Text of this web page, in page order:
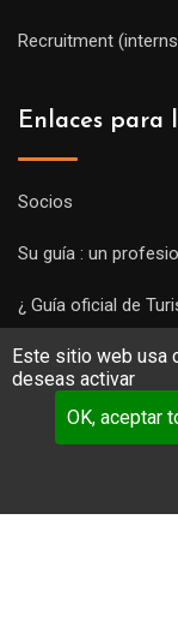
Este sitio web usa
deseas activar
OK, aceptar
Recruitment
Enlaces para
Socios
Su guía : un
¿ Guía oficial de
Subir una visita y